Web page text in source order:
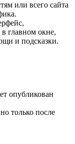
или всего сайта
главном окне,
и подсказки.
опубликован
только после